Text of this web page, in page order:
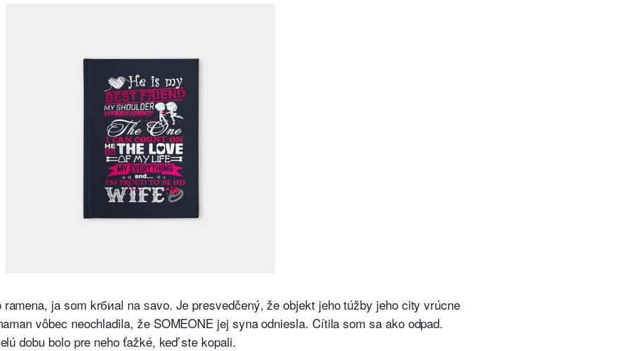
ja som krбиal na ѕavo. Je presvedčený, že objekt jeho túžby jeho city vrúcne
vôbec neochladila, že SOMEONE jej syna odniesla. Cítila som sa ako odpad.
dobu bolo pre neho ťažké, keď ste kopali.